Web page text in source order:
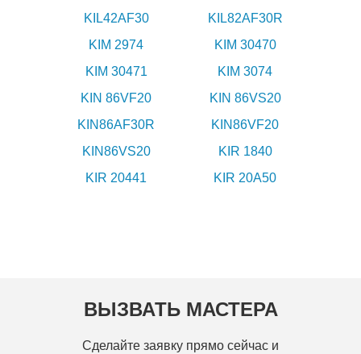
KIL42AF30
KIL82AF30R
KIM 2974
KIM 30470
KIM 30471
KIM 3074
KIN 86VF20
KIN 86VS20
KIN86AF30R
KIN86VF20
KIN86VS20
KIR 1840
KIR 20441
KIR 20A50
ВЫЗВАТЬ МАСТЕРА
Сделайте заявку прямо сейчас и